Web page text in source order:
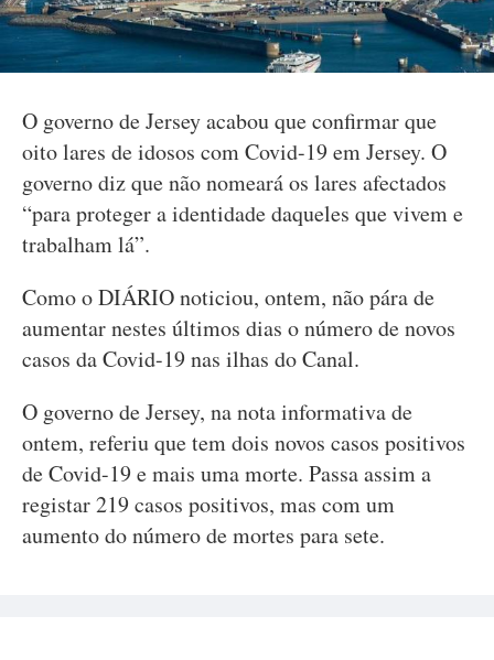
O governo de Jersey acabou que confirmar que
oito lares de idosos com Covid-19 em Jersey. O
governo diz que não nomeará os lares afectados
“para proteger a identidade daqueles que vivem e
trabalham lá”.
Como o DIÁRIO noticiou, ontem, não pára de
aumentar nestes últimos dias o número de novos
casos da Covid-19 nas ilhas do Canal.
O governo de Jersey, na nota informativa de
ontem, referiu que tem dois novos casos positivos
de Covid-19 e mais uma morte. Passa assim a
registar 219 casos positivos, mas com um
aumento do número de mortes para sete.